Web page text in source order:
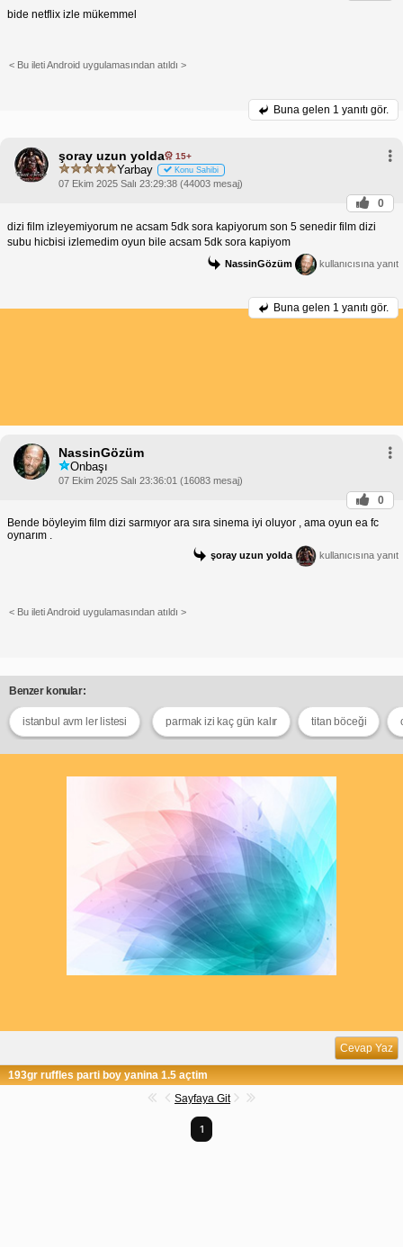
bide netflix izle mükemmel
< Bu ileti Android uygulamasından atıldı >
Buna gelen 1 yanıtı gör.
şoray uzun yolda 15+
Yarbay Konu Sahibi
07 Ekim 2025 Salı 23:29:38 (44003 mesaj)
0
dizi film izleyemiyorum ne acsam 5dk sora kapiyorum son 5 senedir film dizi
subu hicbisi izlemedim oyun bile acsam 5dk sora kapiyom
NassinGözüm kullanıcısına yanıt
Buna gelen 1 yanıtı gör.
NassinGözüm
Onbaşı
07 Ekim 2025 Salı 23:36:01 (16083 mesaj)
0
Bende böyleyim film dizi sarmıyor ara sıra sinema iyi oluyor , ama oyun ea fc
oynarım .
şoray uzun yolda kullanıcısına yanıt
< Bu ileti Android uygulamasından atıldı >
Benzer konular:
istanbul avm ler listesi parmak izi kaç gün kalır titan böceği
Cevap Yaz
193gr ruffles parti boy yanina 1.5 açtim
Sayfaya Git
1